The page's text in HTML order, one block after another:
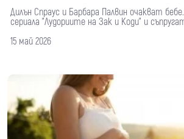
Дилън Спраус и Барбара Палвин очакват
сериала "Лудориите на Зак и Коди" и
15 май 2026